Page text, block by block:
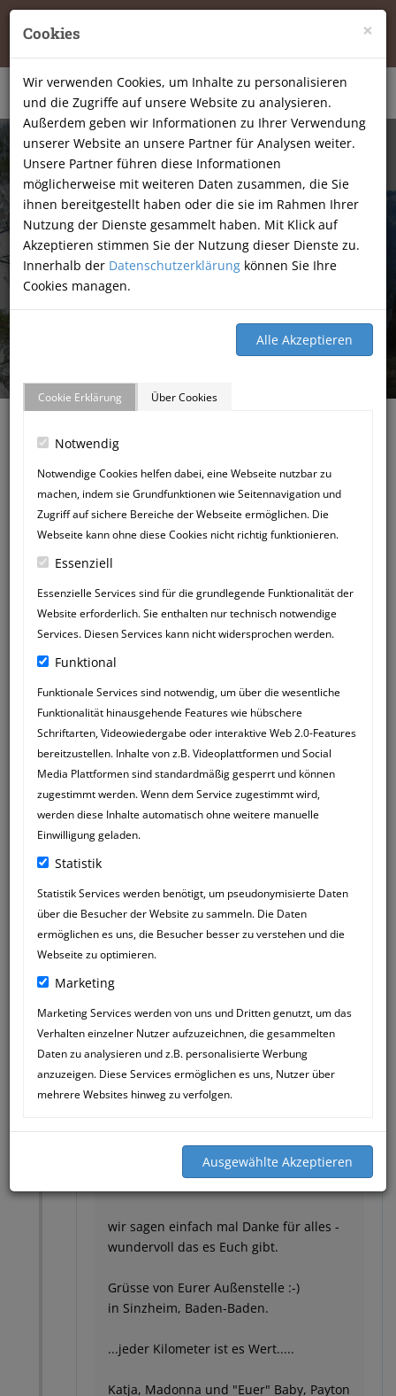
×
Cookies
Wir verwenden Cookies, um Inhalte zu personalisieren
und die Zugriffe auf unsere Website zu analysieren.
Außerdem geben wir Informationen zu Ihrer Verwendung
unserer Website an unsere Partner für Analysen weiter.
Unsere Partner führen diese Informationen
möglicherweise mit weiteren Daten zusammen, die Sie
ihnen bereitgestellt haben oder die sie im Rahmen Ihrer
Nutzung der Dienste gesammelt haben. Mit Klick auf
Akzeptieren stimmen Sie der Nutzung dieser Dienste zu.
Innerhalb der Datenschutzerklärung können Sie Ihre
Cookies managen.
Cookie Erklärung Über Cookies
Notwendig
Notwendige Cookies helfen dabei, eine Webseite nutzbar zu
machen, indem sie Grundfunktionen wie Seitennavigation und
Zugriff auf sichere Bereiche der Webseite ermöglichen. Die
Webseite kann ohne diese Cookies nicht richtig funktionieren.
Essenziell
Essenzielle Services sind für die grundlegende Funktionalität der
Website erforderlich. Sie enthalten nur technisch notwendige
Services. Diesen Services kann nicht widersprochen werden.
Funktional
Funktionale Services sind notwendig, um über die wesentliche
Funktionalität hinausgehende Features wie hübschere
Schriftarten, Videowiedergabe oder interaktive Web 2.0-Features
bereitzustellen. Inhalte von z.B. Videoplattformen und Social
Media Plattformen sind standardmäßig gesperrt und können
zugestimmt werden. Wenn dem Service zugestimmt wird,
werden diese Inhalte automatisch ohne weitere manuelle
Einwilligung geladen.
Statistik
Statistik Services werden benötigt, um pseudonymisierte Daten
über die Besucher der Website zu sammeln. Die Daten
ermöglichen es uns, die Besucher besser zu verstehen und die
Webseite zu optimieren.
Marketing
Marketing Services werden von uns und Dritten genutzt, um das
Verhalten einzelner Nutzer aufzuzeichnen, die gesammelten
Daten zu analysieren und z.B. personalisierte Werbung
anzuzeigen. Diese Services ermöglichen es uns, Nutzer über
mehrere Websites hinweg zu verfolgen.
|
07134-9177806
NEUER
GÄSTEBUCHEINTRAG
Zurück zum Gästebuch
01 KATJA WELSCH
00:27
wir sagen einfach mal Danke für alles -
wundervoll das es Euch gibt.
Grüsse von Eurer Außenstelle :-)
in Sinzheim, Baden-Baden.
...jeder Kilometer ist es Wert.....
Katja, Madonna und "Euer" Baby, Payton